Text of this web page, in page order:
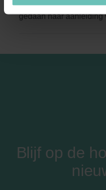
gedaan naar aanleiding
Blijf op de